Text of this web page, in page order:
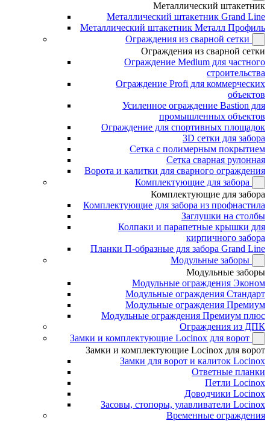
Металлический штакетник
Металлический штакетник Grand Line
Металлический штакетник Металл Профиль
Ограждения из сварной сетки
Ограждения из сварной сетки
Ограждение Medium для частного
строительства
Ограждение Profi для коммерческих
объектов
Усиленное ограждение Bastion для
промышленных объектов
Ограждение для спортивных площадок
3D сетки для забора
Сетка с полимерным покрытием
Сетка сварная рулонная
Ворота и калитки для сварного ограждения
Комплектующие для забора
Комплектующие для забора
Комплектующие для забора из профнастила
Заглушки на столбы
Колпаки и парапетные крышки для
кирпичного забора
Планки П-образные для забора Grand Line
Модульные заборы
Модульные заборы
Модульные ограждения Эконом
Модульные ограждения Стандарт
Модульные ограждения Премиум
Модульные ограждения Премиум плюс
Ограждения из ДПК
Замки и комплектующие Locinox для ворот
Замки и комплектующие Locinox для ворот
Замки для ворот и калиток Locinox
Ответные планки
Петли Locinox
Доводчики Locinox
Засовы, стопоры, улавливатели Locinox
Временные ограждения